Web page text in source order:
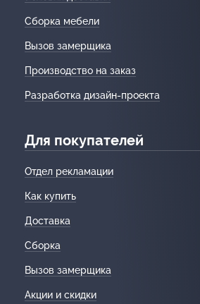
Сборка мебели
Вызов замерщика
Производство на заказ
Разработка дизайн-проекта
Для покупателей
Отдел рекламации
Как купить
Доставка
Сборка
Вызов замерщика
Акции и скидки